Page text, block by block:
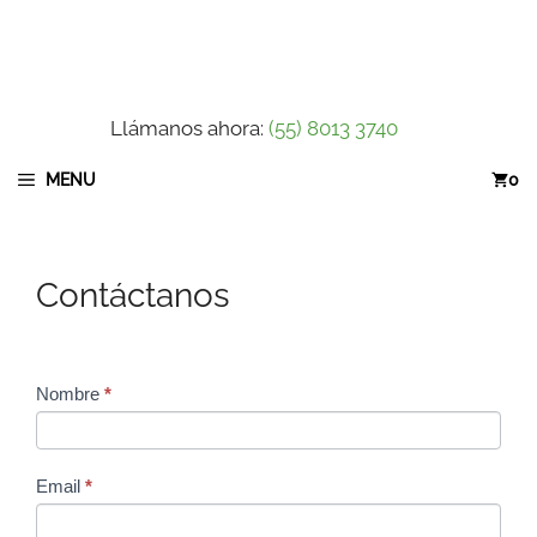
Llámanos ahora: (55) 8013 3740
MENU 0
Contáctanos
Contact
Nombre *
Email *
I
y
o